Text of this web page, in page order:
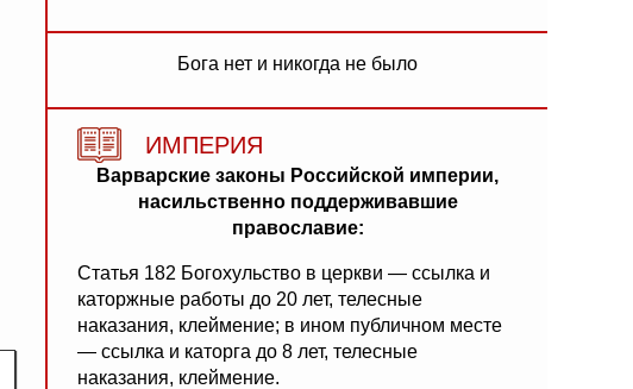
Бога нет и никогда не было
ИМПЕРИЯ
Варварские законы Российской империи,
насильственно поддерживавшие
православие:
Статья 182 Богохульство в церкви — ссылка и
каторжные работы до 20 лет, телесные
наказания, клеймение; в ином публичном месте
— ссылка и каторга до 8 лет, телесные
наказания, клеймение.